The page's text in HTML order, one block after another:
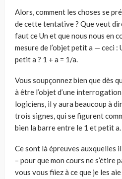
Alors, comment les choses se
de cette tentative ? Que veut
faut ce Un et que nous nous en
mesure de l’objet petit a — ceci :
petit a ? 1 + a = 1/a.
Vous soupçonnez bien que dès
à être l’objet d’une
logiciens, il y aura beaucoup à
trois signes, qui se figurent
bien la barre entre le 1 et petit a.
Ce sont là épreuves auxquelles
– pour que mon cours ne s’étire
vous vous fiiez à ce que je les